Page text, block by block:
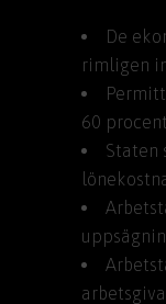
De
rimligen
60
Staten